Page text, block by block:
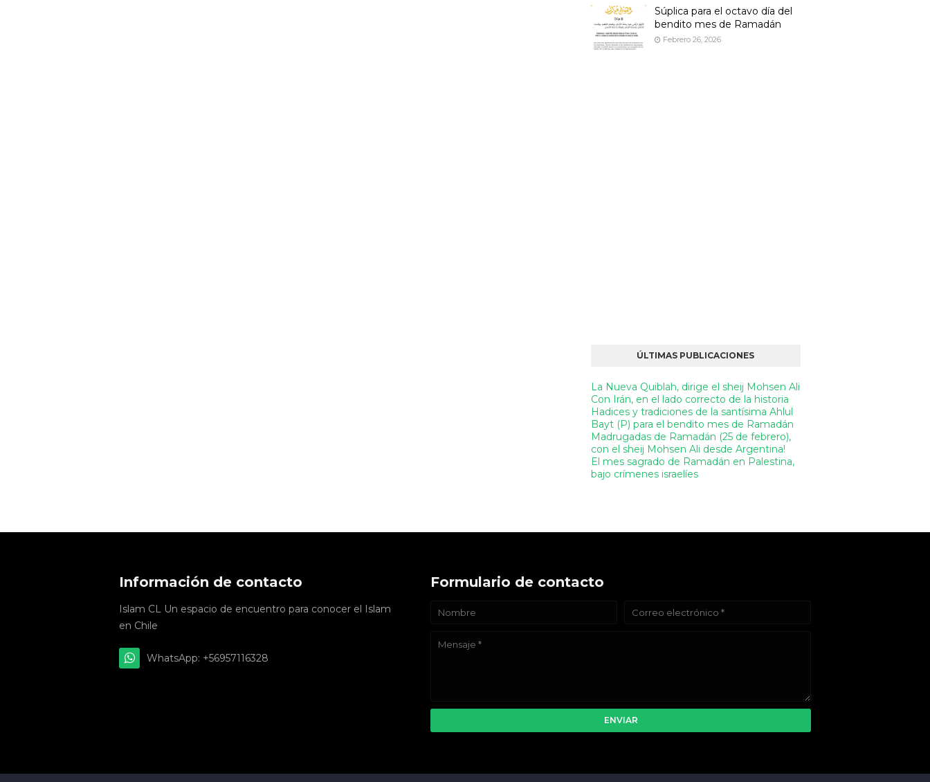
Súplica para el octavo día del
bendito mes de Ramadán
Febrero 26, 2026
ÚLTIMAS PUBLICACIONES
La Nueva Quiblah, dirige el sheij Mohsen Ali
Con Irán, en el lado correcto de la historia
Hadices y tradiciones de la santísima Ahlul
Bayt (P) para el bendito mes de Ramadán
Madrugadas de Ramadán (25 de febrero),
con el sheij Mohsen Ali desde Argentina!
El mes sagrado de Ramadán en Palestina,
bajo crímenes israelíes
Información de contacto
Islam CL Un espacio de encuentro para conocer el Islam
en Chile
WhatsApp: +56957116328
Formulario de contacto